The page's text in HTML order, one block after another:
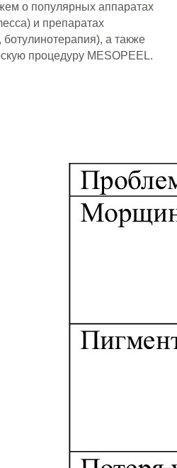
о популярных аппаратах
и препаратах
а также
процедуру MESOPEEL.